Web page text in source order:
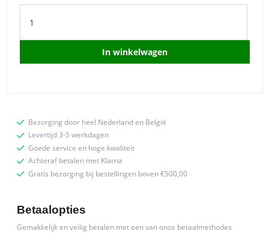
cm
In winkelwagen
Bezorging door heel Nederland en België
Levertijd 3-5 werkdagen
Goede service en hoge kwaliteit
Achteraf betalen met Klarna
Gratis bezorging bij bestellingen boven €500,00
Betaalopties
Gemakkelijk en veilig betalen met een van onze betaalmethodes